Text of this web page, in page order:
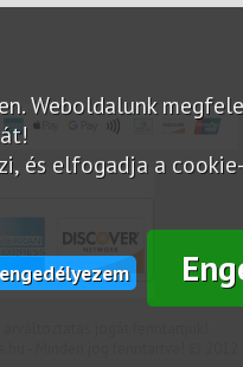
Weboldalunk
és elfogadja a